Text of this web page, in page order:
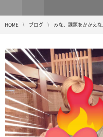
HOME ブログ みな、課題をかかえ